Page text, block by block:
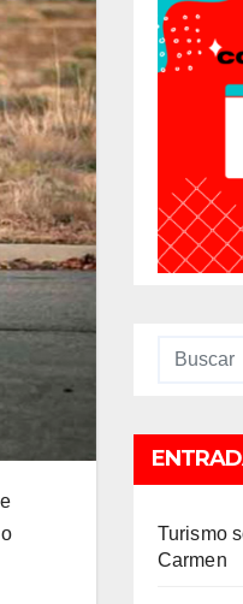
Turismo
Carmen